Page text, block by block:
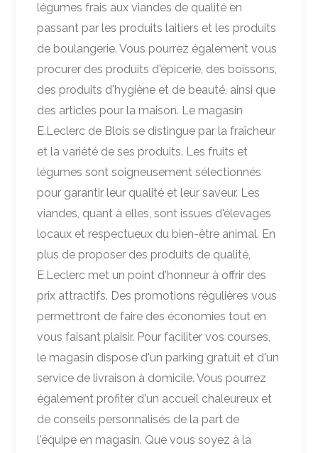
légumes frais aux viandes de qualité en
passant par les produits laitiers et les produits
de boulangerie. Vous pourrez également vous
procurer des produits d'épicerie, des boissons,
des produits d'hygiène et de beauté, ainsi que
des articles pour la maison. Le magasin
E.Leclerc de Blois se distingue par la fraîcheur
et la variété de ses produits. Les fruits et
légumes sont soigneusement sélectionnés
pour garantir leur qualité et leur saveur. Les
viandes, quant à elles, sont issues d'élevages
locaux et respectueux du bien-être animal. En
plus de proposer des produits de qualité,
E.Leclerc met un point d'honneur à offrir des
prix attractifs. Des promotions régulières vous
permettront de faire des économies tout en
vous faisant plaisir. Pour faciliter vos courses,
le magasin dispose d'un parking gratuit et d'un
service de livraison à domicile. Vous pourrez
également profiter d'un accueil chaleureux et
de conseils personnalisés de la part de
l'équipe en magasin. Que vous soyez à la